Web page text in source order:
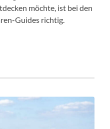
möchte, ist bei den
Guides richtig.